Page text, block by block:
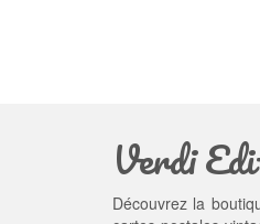
Verdi
Découvrez la